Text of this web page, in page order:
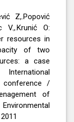
Z,.Popović
V.,.Krunić O:
resources in
of two
a case
conference /
of